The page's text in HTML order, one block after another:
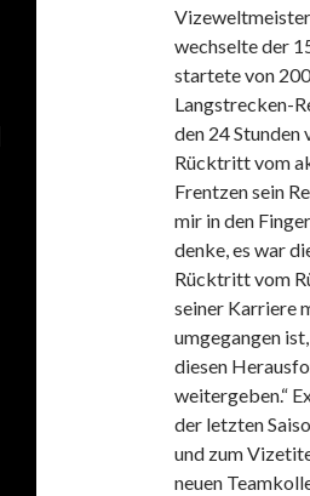
wechselte der
startete von
Langstrecken-
den 24
Rücktritt vom
Frentzen sein
mir in den
denke, es war
Rücktritt vom
seiner Karriere
umgegangen
diesen
weitergeben.“
der letzten
und zum
neuen